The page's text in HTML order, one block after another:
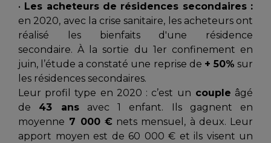
• Les acheteurs de résidences secondaires :
en 2020, avec la crise sanitaire, les acheteurs ont
réalisé les bienfaits d'une résidence
secondaire. À la sortie du 1er confinement en
juin, l’étude a constaté une reprise de + 50% sur
les résidences secondaires.
Leur profil type en 2020 : c’est un couple âgé
de 43 ansavec 1 enfant. Ils gagnent en
moyenne 7 000 €nets mensuel, à deux. Leur
apport moyen est de 60 000 € et ils visent un